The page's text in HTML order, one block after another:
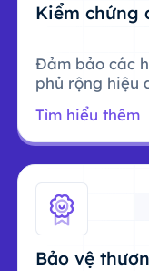
Kiểm chứng
Đảm bảo các
phủ rộng hiệu
Tìm hiểu thêm
Bảo vệ